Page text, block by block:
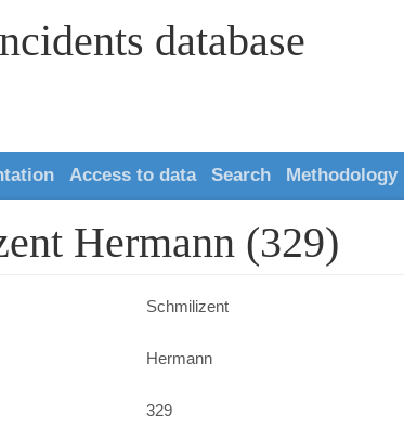
database
Access to data Search Methodology
Hermann (329)
Schmilizent
Hermann
329